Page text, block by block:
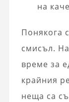
на
Понякога
смисъл.
време за
крайния
неща са